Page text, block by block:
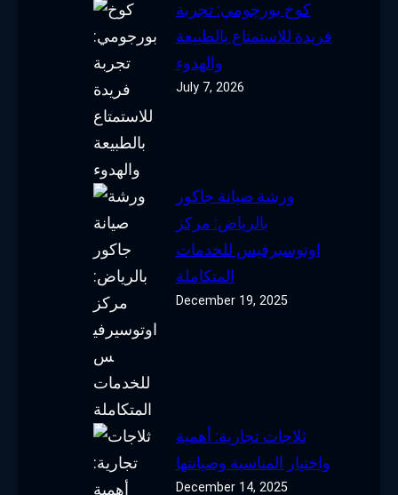
كوخ بورجومي: تجربة
فريدة للاستمتاع بالطبيعة
والهدوء
July 7, 2026
ورشة صيانة جاكور
بالرياض: مركز
اوتوسيرفيس للخدمات
المتكاملة
December 19, 2025
ثلاجات تجارية: أهمية
واختيار المناسبة وصيانتها
December 14, 2025